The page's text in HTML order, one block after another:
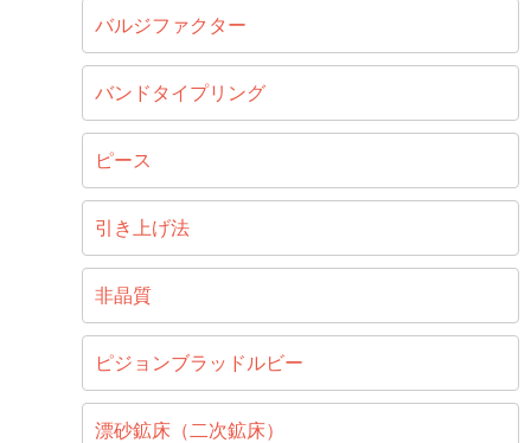
バルジファクター
バンドタイプリング
ピース
引き上げ法
非晶質
ピジョンブラッドルビー
漂砂鉱床（二次鉱床）